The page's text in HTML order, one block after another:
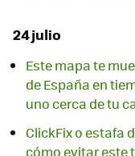
24 julio
Este mapa te
de España en
uno cerca de tu
ClickFix o estafa
cómo evitar este